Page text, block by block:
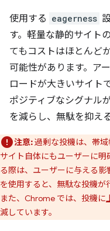
使用する eagerness
す。軽量な静的サイト
てもコストはほとんど
可能性があります。ア
ロードが大きいサイト
ポジティブなシグナル
を減らし、無駄を抑え
注意:過剰な投機は、帯域
サイト自体にもユーザーに
る際は、ユーザーに与える影
を使用すると、無駄な投機が
また、Chrome では、投機に
減しています。